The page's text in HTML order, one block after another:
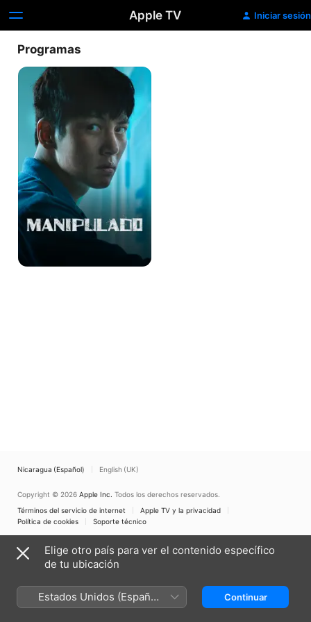
Apple TV Iniciar sesión
Programas
Manipulado
Nicaragua (Español) English (UK)
Copyright © 2026 Apple Inc. Todos los derechos reservados.
Términos del servicio de internet
Apple TV y la privacidad
Política de cookies
Soporte técnico
Elige otro país para ver el contenido específico
de tu ubicación
Estados Unidos (Español
México)
Continuar